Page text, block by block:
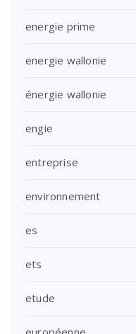
energie prime
energie wallonie
énergie wallonie
engie
entreprise
environnement
es
ets
etude